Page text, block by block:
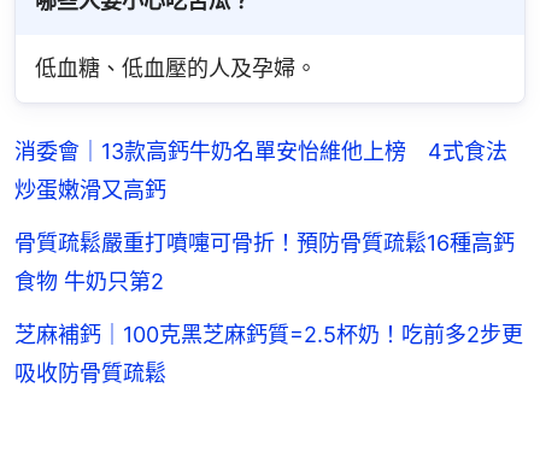
低血糖、低血壓的人及孕婦。
消委會｜13款高鈣牛奶名單安怡維他上榜 4式食法
炒蛋嫩滑又高鈣
骨質疏鬆嚴重打噴嚏可骨折！預防骨質疏鬆16種高鈣
食物 牛奶只第2
芝麻補鈣｜100克黑芝麻鈣質=2.5杯奶！吃前多2步更
吸收防骨質疏鬆